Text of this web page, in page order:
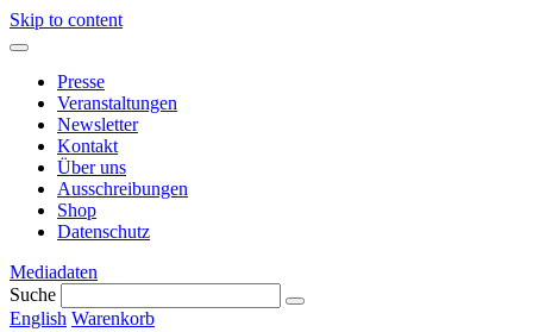
Skip to content
Presse
Veranstaltungen
Newsletter
Kontakt
Über uns
Ausschreibungen
Shop
Datenschutz
Mediadaten
Suche
English Warenkorb